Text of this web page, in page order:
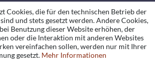
Cookies, die für den technischen Betrieb der
und stets gesetzt werden. Andere Cookies,
Benutzung dieser Website erhöhen, der
oder die Interaktion mit anderen Websites
vereinfachen sollen, werden nur mit Ihrer
gesetzt. Mehr Informationen